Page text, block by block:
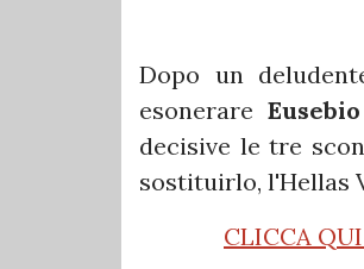
Dopo un
esonerare
decisive le tre
sostituirlo, l'Hellas
CLICCA